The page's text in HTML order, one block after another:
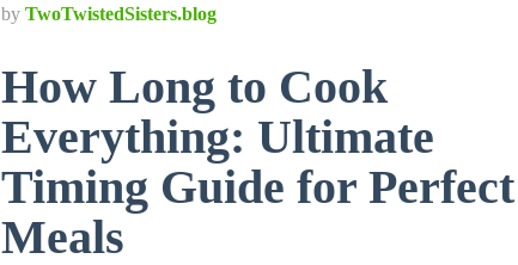
by TwoTwistedSisters.blog
How Long to Cook
Everything: Ultimate
Timing Guide for Perfect
Meals